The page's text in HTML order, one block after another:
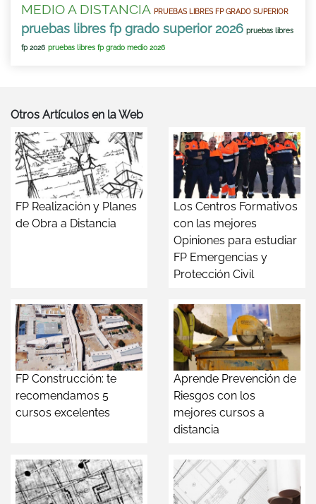
MEDIO A DISTANCIA PRUEBAS LIBRES FP GRADO SUPERIOR
pruebas libres fp grado superior 2026 pruebas libres
fp 2026 pruebas libres fp grado medio 2026
Otros Artículos en la Web
FP Realización y Planes
de Obra a Distancia
Los Centros Formativos
con las mejores
Opiniones para estudiar
FP Emergencias y
Protección Civil
FP Construcción: te
recomendamos 5
cursos excelentes
Aprende Prevención de
Riesgos con los
mejores cursos a
distancia